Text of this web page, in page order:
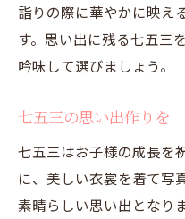
詣りの際に華やかに映え
す。思い出に残る七五三
吟味して選びましょう。
七五三の思い出作りを
七五三はお子様の成長を
に、美しい衣裳を着て写
素晴らしい思い出となり